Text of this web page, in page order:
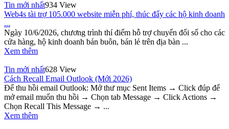
Tin mới nhất934 View
Web4s tài trợ 105.000 website miễn phí, thúc đẩy các hộ kinh doanh
...
Ngày 10/6/2026, chương trình thí điểm hỗ trợ chuyển đổi số cho các
cửa hàng, hộ kinh doanh bán buôn, bán lẻ trên địa bàn ...
Xem thêm
Tin mới nhất628 View
Cách Recall Email Outlook (Mới 2026)
Để thu hồi email Outlook: Mở thư mục Sent Items → Click đúp để
mở email muốn thu hồi → Chọn tab Message → Click Actions →
Chọn Recall This Message → ...
Xem thêm